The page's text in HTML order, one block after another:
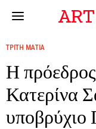
ΤΡΙΤΗ ΜΑΤΙΑ
Η
Κατερίνα
υποβρύχιο